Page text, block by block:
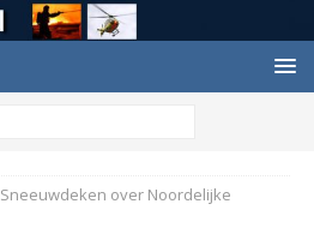
Sneeuwdeken over Noordelijke